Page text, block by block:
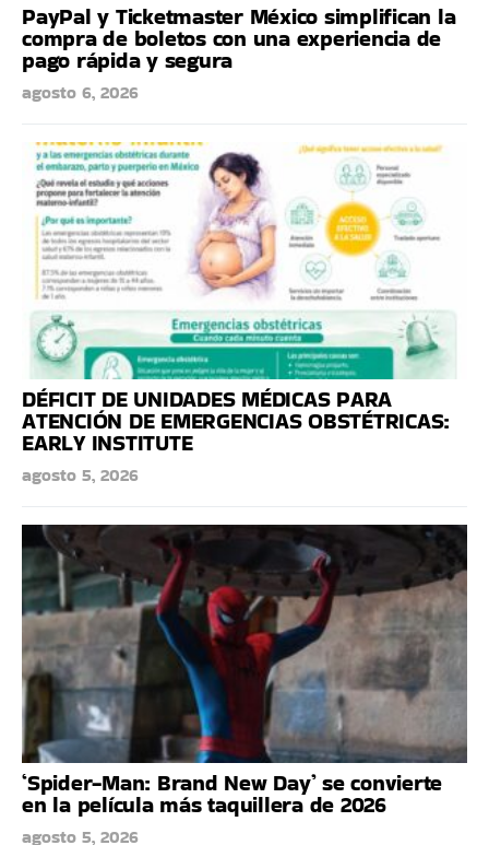
PayPal y Ticketmaster México simplifican la
compra de boletos con una experiencia de
pago rápida y segura
agosto 6, 2026
DÉFICIT DE UNIDADES MÉDICAS PARA
ATENCIÓN DE EMERGENCIAS OBSTÉTRICAS:
EARLY INSTITUTE
agosto 5, 2026
‘Spider-Man: Brand New Day’ se convierte
en la película más taquillera de 2026
agosto 5, 2026